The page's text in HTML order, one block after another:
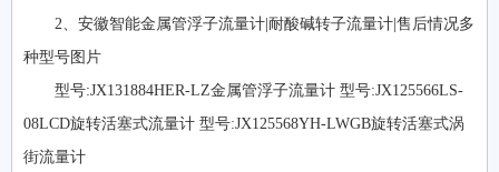
2、安徽智能金属管浮子流量计|耐酸碱转子流量计|售后情况多
种型号图片
型号:JX131884HER-LZ金属管浮子流量计 型号:JX125566LS-
08LCD旋转活塞式流量计 型号:JX125568YH-LWGB旋转活塞式涡
街流量计